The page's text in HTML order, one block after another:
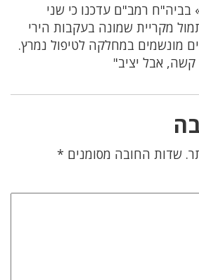
בביה"ח רמב"ם עדכנו כי שני
מקריית שמונה בעקבות הירי
מונשמים במחלקה לטיפול נמרץ.
קשה, אבל יציב"
שדות החובה מסומנים *